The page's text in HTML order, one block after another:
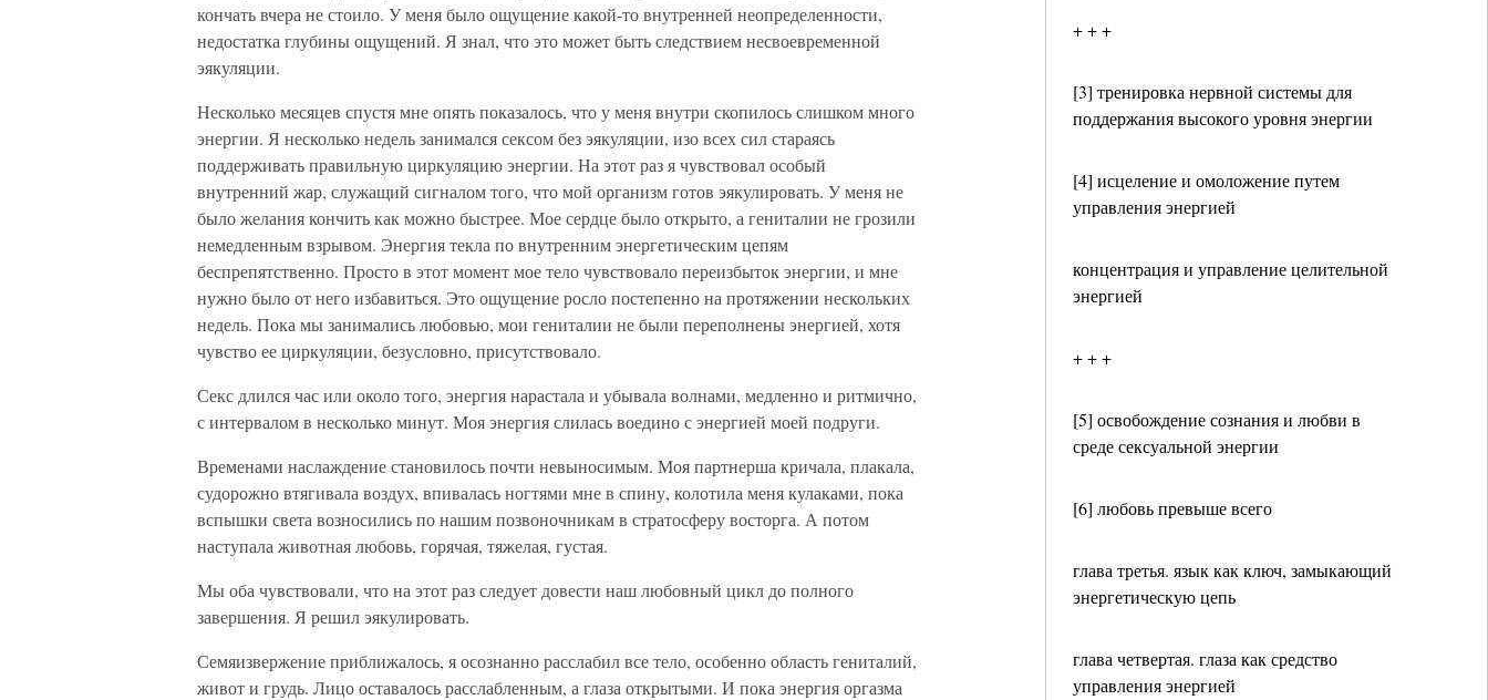
+ + +
[3] тренировка нервной системы для
поддержания высокого уровня энергии
[4] исцеление и омоложение путем
управления энергией
концентрация и управление целительной
энергией
+ + +
[5] освобождение сознания и любви в
среде сексуальной энергии
[6] любовь превыше всего
глава третья. язык как ключ, замыкающий
энергетическую цепь
глава четвертая. глаза как средство
управления энергией
кончать вчера не стоило. У меня было ощущение какой-то внутренней неопределенности,
недостатка глубины ощущений. Я знал, что это может быть следствием несвоевременной
эякуляции.
Несколько месяцев спустя мне опять показалось, что у меня внутри скопилось слишком много
энергии. Я несколько недель занимался сексом без эякуляции, изо всех сил стараясь
поддерживать правильную циркуляцию энергии. На этот раз я чувствовал особый
внутренний жар, служащий сигналом того, что мой организм готов эякулировать. У меня не
было желания кончить как можно быстрее. Мое сердце было открыто, а гениталии не грозили
немедленным взрывом. Энергия текла по внутренним энергетическим цепям
беспрепятственно. Просто в этот момент мое тело чувствовало переизбыток энергии, и мне
нужно было от него избавиться. Это ощущение росло постепенно на протяжении нескольких
недель. Пока мы занимались любовью, мои гениталии не были переполнены энергией, хотя
чувство ее циркуляции, безусловно, присутствовало.
Секс длился час или около того, энергия нарастала и убывала волнами, медленно и ритмично,
с интервалом в несколько минут. Моя энергия слилась воедино с энергией моей подруги.
Временами наслаждение становилось почти невыносимым. Моя партнерша кричала, плакала,
судорожно втягивала воздух, впивалась ногтями мне в спину, колотила меня кулаками, пока
вспышки света возносились по нашим позвоночникам в стратосферу восторга. А потом
наступала животная любовь, горячая, тяжелая, густая.
Мы оба чувствовали, что на этот раз следует довести наш любовный цикл до полного
завершения. Я решил эякулировать.
Семяизвержение приближалось, я осознанно расслабил все тело, особенно область гениталий,
живот и грудь. Лицо оставалось расслабленным, а глаза открытыми. И пока энергия оргазма